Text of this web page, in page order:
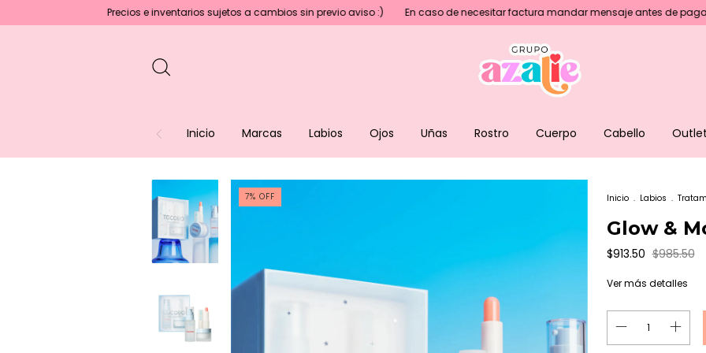
Precios e inventarios sujetos a cambios sin previo aviso :) En caso de necesitar factura mandar mensaje antes de pagar💖
Inicio Marcas Labios Ojos Uñas Rostro Cuerpo Cabello Outlet
7% OFF Inicio . Labios .
Glow &
$913.50 $985.50
Ver más detalles